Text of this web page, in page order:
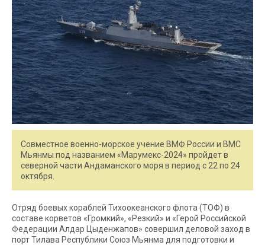
Совместное военно-морское учение ВМФ России и ВМС
Мьянмы под названием «Марумекс-2024» пройдет в
северной части Андаманского моря в период с 22 по 24
октября.
Отряд боевых кораблей Тихоокеанского флота (ТОФ) в
составе корветов «Громкий», «Резкий» и «Герой Российской
Федерации Алдар Цыденжапов» совершил деловой заход в
порт Тилава Республики Союз Мьянма для подготовки и